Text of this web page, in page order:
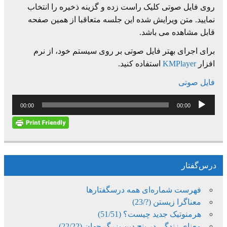
روی فایل صوتی کلیک راست زده و گزینه ذخیره را انتخاب
نمایید. متن ویرایش شده این جلسه متعاقبا از همین صفحه
قابل مشاهده می باشد.
برای اجرای بهتر فایل صوتی بر روی سیستم خود، از نرم
افزارKMPlayer استفاده کنید.
فایل صوتی
پخش‌کننده
صوت
00:00
00:00
درس‌گفتار
فهرست شماره‌ای همه درسگفتارها
معناگرا زیستن (?/23)
هرمنوتیک جدید چیست؟ (51/51)